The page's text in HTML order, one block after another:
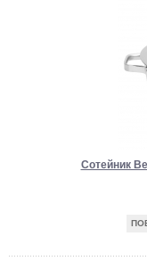
Сотейник